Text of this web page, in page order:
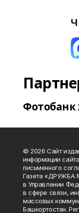
Фотобанк
© 2026 Сайт
информации
письменного
Газета «ДРУЖБА
в Управлении
в сфере связи,
массовых
Башкортостан.